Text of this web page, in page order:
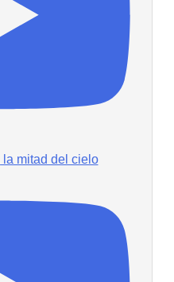
mitad del cielo